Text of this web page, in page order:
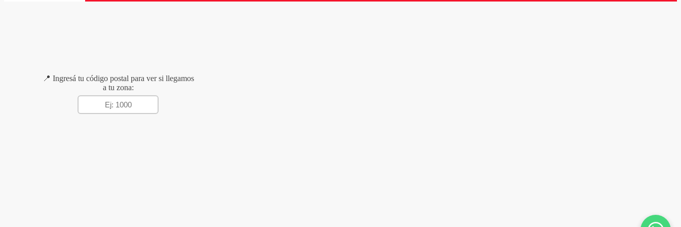
📍 Ingresá tu código postal para ver si llegamos
a tu zona: